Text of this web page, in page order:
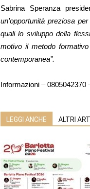
Sabrina Speranza
un’opportunità preziosa
quali lo sviluppo della
motivo il metodo
contemporanea”.
Informazioni –
LEGGI ANCHE ALTRI